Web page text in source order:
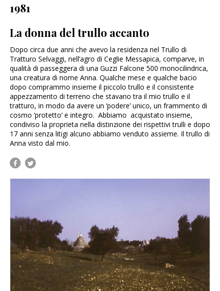
1981
La donna del trullo accanto
Dopo circa due anni che avevo la residenza nel Trullo di
Tratturo Selvaggi, nell’agro di Ceglie Messapica, comparve, in
qualità di passeggera di una Guzzi Falcone 500 monocilindrica,
una creatura di nome Anna. Qualche mese e qualche bacio
dopo comprammo insieme il piccolo trullo e il consistente
appezzamento di terreno che stavano tra il mio trullo e il
tratturo, in modo da avere un ‘podere’ unico, un frammento di
cosmo ‘protetto’ e integro. Abbiamo acquistato insieme,
condiviso la proprieta nella distinzione dei rispettivi trulli e dopo
17 anni senza litigi alcuno abbiamo venduto assieme. Il trullo di
Anna visto dal mio.